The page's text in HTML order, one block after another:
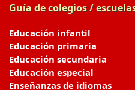
Guía de colegios /
Educación infantil
Educación primaria
Educación secundaria
Educación especial
Enseñanzas de idiomas